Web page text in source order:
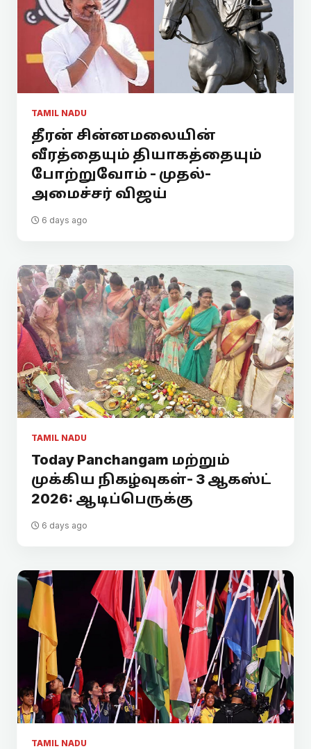
TAMIL NADU
தீரன் சின்னமலையின்
வீரத்தையும் தியாகத்தையும்
போற்றுவோம் - முதல்-
அமைச்சர் விஜய்
6 days ago
TAMIL NADU
Today Panchangam மற்றும்
முக்கிய நிகழ்வுகள்- 3 ஆகஸ்ட்
2026: ஆடிப்பெருக்கு
6 days ago
TAMIL NADU